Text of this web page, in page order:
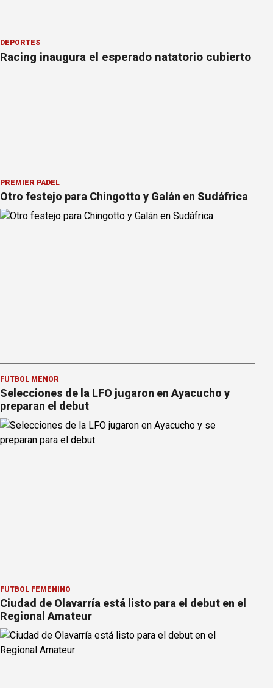
DEPORTES
Racing inaugura el esperado natatorio cubierto
PREMIER PÁDEL
Otro festejo para Chingotto y Galán en Sudáfrica
FÚTBOL MENOR
Selecciones de la LFO jugaron en Ayacucho y
preparan el debut
FÚTBOL FEMENINO
Ciudad de Olavarría está listo para el debut en el
Regional Amateur